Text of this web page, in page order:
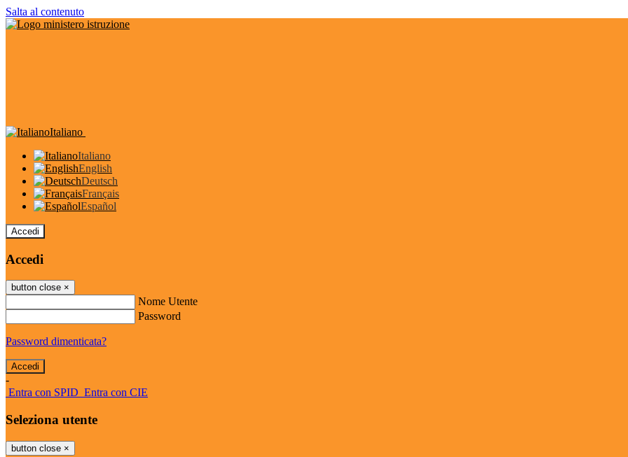
Salta al contenuto
Italiano
Italiano
English
Deutsch
Français
Español
Accedi
Accedi
button close ×
Nome Utente
Password
Password dimenticata?
-
Entra con SPID Entra con CIE
Seleziona utente
button close ×